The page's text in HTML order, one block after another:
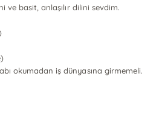
ve basit, anlaşılır dilini sevdim.
okumadan iş dünyasına girmemeli.